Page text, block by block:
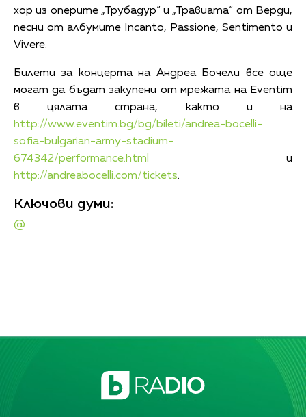
хор из оперите „Трубадур“ и „Травиата“ от Верди,
песни от албумите Incanto, Passione, Sentimento и
Vivere.
Билети за концерта на Андреа Бочели все още
могат да бъдат закупени от мрежата на Eventim
в цялата страна, както и на
http://www.eventim.bg/bg/bileti/andrea-bocelli-
sofia-bulgarian-army-stadium-
674342/performance.html
и
http://andreabocelli.com/tickets.
Ключови думи:
@